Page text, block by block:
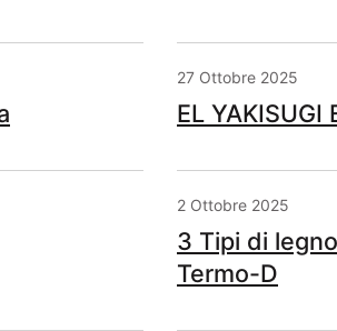
27 Ottobre 2025
EL YAKISUGI
2 Ottobre 2025
3 Tipi di
Termo-D